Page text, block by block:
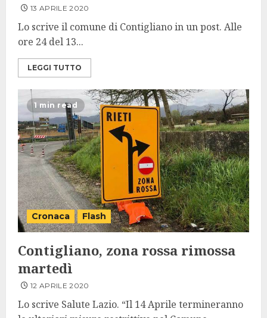
13 APRILE 2020
Lo scrive il comune di Contigliano in un post. Alle
ore 24 del 13...
LEGGI TUTTO
1 min read
Cronaca Flash
Contigliano, zona rossa rimossa
martedì
12 APRILE 2020
Lo scrive Salute Lazio. “Il 14 Aprile termineranno